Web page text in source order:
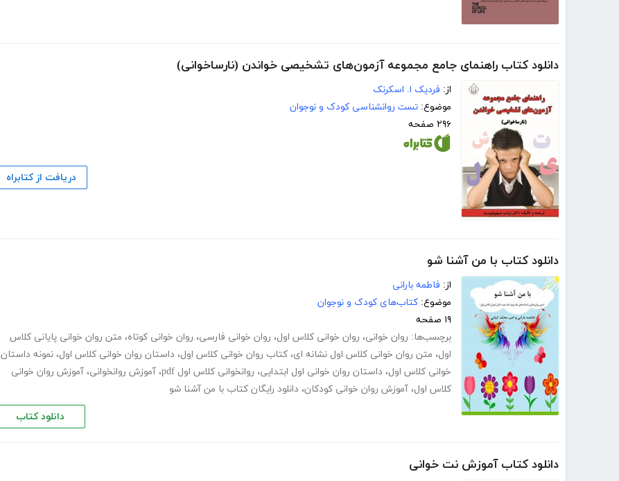
دانلود کتاب راهنمای جامع مجموعه آزمون‌های تشخیصی خواندن (نارساخوانی)
از: فردیک ا. اسکرنک
موضوع: تست روانشناسی کودک و نوجوان
۲۹۶ صفحه
دریافت از کتابراه
دانلود کتاب با من آشنا شو
از: فاطمه بارانی
موضوع: کتاب‌های کودک و نوجوان
۱۹ صفحه
برچسب‌ها: روان خوانی، روان خوانی کلاس اول، روان خوانی فارسی، روان خوانی کوتاه، متن روان خوانی پایانی کلاس
اول، متن روان خوانی کلاس اول نشانه ای، کتاب روان خوانی کلاس اول، داستان روان خوانی کلاس اول، نمونه داستان
خوانی کلاس اول، داستان روان خوانی اول ابتدایی، روانخوانی کلاس اول pdf ، آموزش روانخوانی، آموزش روان خوانی
کلاس اول، آموزش روان خوانی کودکان، دانلود رایگان کتاب با من آشنا شو
دانلود کتاب
دانلود کتاب آموزش نت خوانی